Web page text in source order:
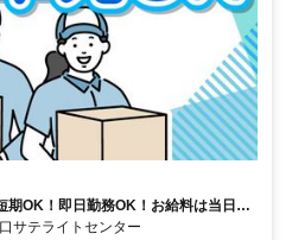
期OK！即日勤務OK！お給料は当日全
単作業！
サテライトセンター